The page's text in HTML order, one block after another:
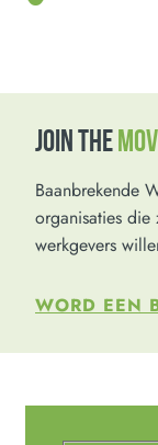
JOIN THE
Baanbrekende
organisaties die
werkgevers
WORD EEN